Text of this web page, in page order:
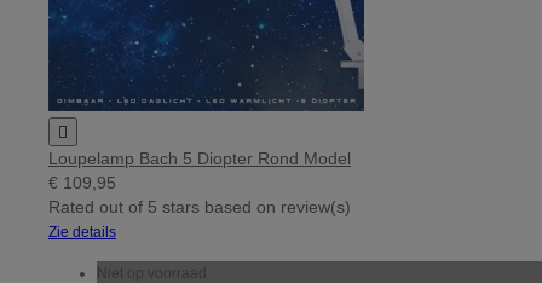

Loupelamp Bach 5 Diopter Rond Model
€ 109,95
Rated out of 5 stars based on review(s)
Zie details
Niet op voorraad